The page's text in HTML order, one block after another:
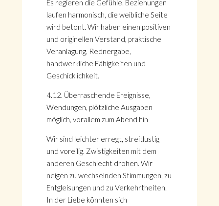
Es regieren die Gefühle. Beziehungen
laufen harmonisch, die weibliche Seite
wird betont. Wir haben einen positiven
und originellen Verstand, praktische
Veranlagung, Rednergabe,
handwerkliche Fähigkeiten und
Geschicklichkeit.
4.12. Überraschende Ereignisse,
Wendungen, plötzliche Ausgaben
möglich, vorallem zum Abend hin
Wir sind leichter erregt, streitlustig
und voreilig. Zwistigkeiten mit dem
anderen Geschlecht drohen. Wir
neigen zu wechselnden Stimmungen, zu
Entgleisungen und zu Verkehrtheiten.
In der Liebe könnten sich